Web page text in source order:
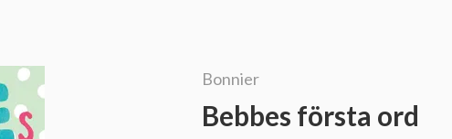
Bonnier
Bebbes första ord